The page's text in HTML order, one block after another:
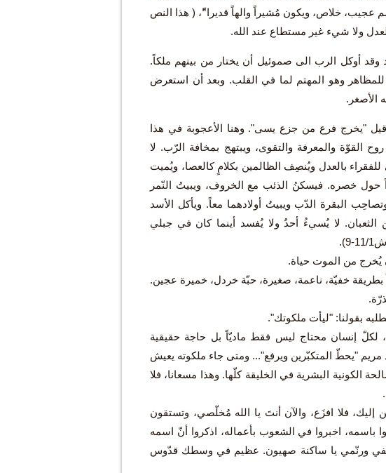
عجيب، خلاص، ويكون مُشيراً والهاً قديرا"ً، ( هذا النص
ولا شيء غير مستطاع عند الله.
وقد أوكل الرب الى صموئيل أن يختار من بينهم ملكاً.
للمظاهر وهو المهتم لما في القلب. وبعد أن استعرض
الأصغر.
"يخرج فرع من جزع يسى". وهنا الأعجوبة في هذا
القوّة والمعرفة والتقوى، ويبتهج بمخافة الرّب. لا
بالعدل ويُنصِف الظالمين بكلامٍ كالعصا، ويُميت
حول خصره. فيسكنُ الذئب مع الخروف، ويبيتُ النّمر
البقرة الدّب ويبيتُ أولادهما معاً. ويأكل الأسد
لا يُسيءُ أحدٌ ولا يُفسد أينما كان في جبلي
يُخرج من الموت حياة.
خفيّة، ناعمة، صغيرة، حبّة خردل، خميرة عجين.
بقولنا: "ليأت ملكوتك".
لكلّ إنسان محتاج ليس فقط ماديّاً بل حاجة حقيقية
"يحطّ المتكبّرين ويرفع"... ومتى جاء ملكوته يعيش
الكونية البشرية في الخليقة كلّها. وهذا مسعانا، فلا
فلا افزَع، والآن أنتَ يا الله مُخلّصي، وتستقون
باسمه، اخبروا في الشعوب بأعماله، اذكروا أنّ اسمه
اهتفي ورنّمي يا ساكنة صهيون. عظيم في وسطك قدّوس